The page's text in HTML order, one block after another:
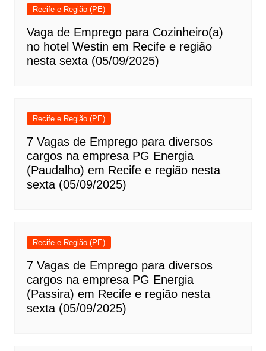
Recife e Região (PE)
Vaga de Emprego para Cozinheiro(a)
no hotel Westin em Recife e região
nesta sexta (05/09/2025)
Recife e Região (PE)
7 Vagas de Emprego para diversos
cargos na empresa PG Energia
(Paudalho) em Recife e região nesta
sexta (05/09/2025)
Recife e Região (PE)
7 Vagas de Emprego para diversos
cargos na empresa PG Energia
(Passira) em Recife e região nesta
sexta (05/09/2025)